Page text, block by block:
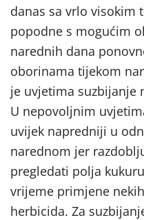
danas sa vrlo visokim
popodne s mogućim
narednih dana
oborinama tijekom
je uvjetima suzbijanje
U nepovoljnim
uvijek napredniji u
narednom jer
pregledati polja
vrijeme primjene
herbicida. Za